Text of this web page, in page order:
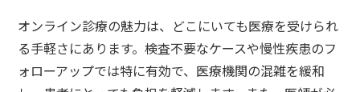
オンライン診療の魅力は、どこにいても医療を受けられ
る手軽さにあります。検査不要なケースや慢性疾患のフ
ォローアップでは特に有効で、医療機関の混雑を緩和